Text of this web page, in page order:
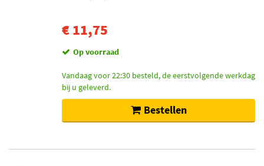
€ 11,75
Op voorraad
Vandaag voor 22:30 besteld, de eerstvolgende werkdag
bij u geleverd.
Bestellen